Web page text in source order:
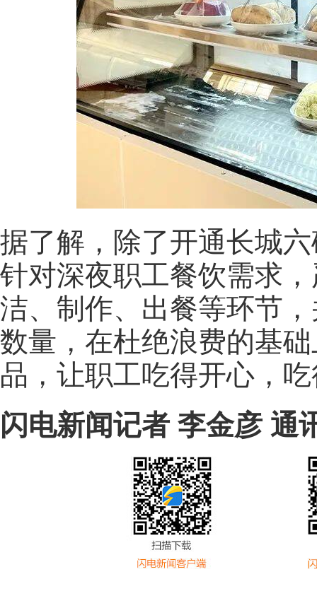
据了解，除了开通长城
针对深夜职工餐饮需求
洁、制作、出餐等环节
数量，在杜绝浪费的基
品，让职工吃得开心，
闪电新闻记者 李金彦 通